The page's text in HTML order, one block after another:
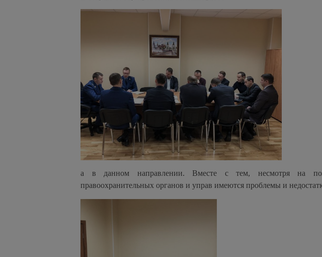
а в данном направлении. Вместе с тем, несмотря на
правоохранительных органов и управ имеются проблемы и